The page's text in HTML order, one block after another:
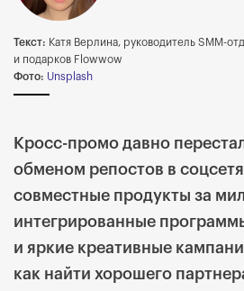
Текст: Катя Верлина, руководитель SMM-
и подарков Flowwow
Фото: Unsplash
Кросс-промо давно
обменом репостов в
совместные продукты за
интегрированные
и яркие креативные
как найти хорошего